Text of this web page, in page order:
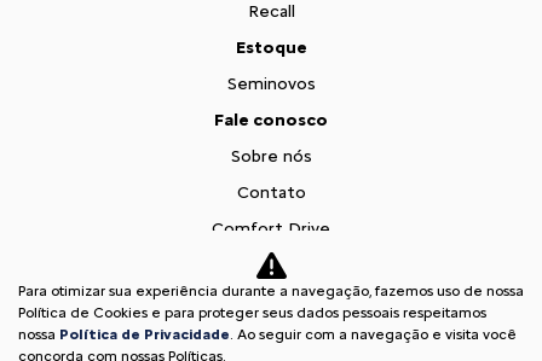
Recall
Estoque
Seminovos
Fale conosco
Sobre nós
Contato
Comfort Drive
Trabalhe conosco
Teaser Citroen Basalt
Desacelere. Seu bem maior é a vida.
Para otimizar sua experiência durante a navegação, fazemos uso de nossa
Política de Cookies e para proteger seus dados pessoais respeitamos
nossa Política de Privacidade. Ao seguir com a navegação e visita você
concorda com nossas Políticas.